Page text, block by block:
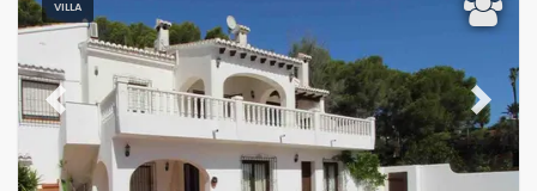
VILLA
Previous Next